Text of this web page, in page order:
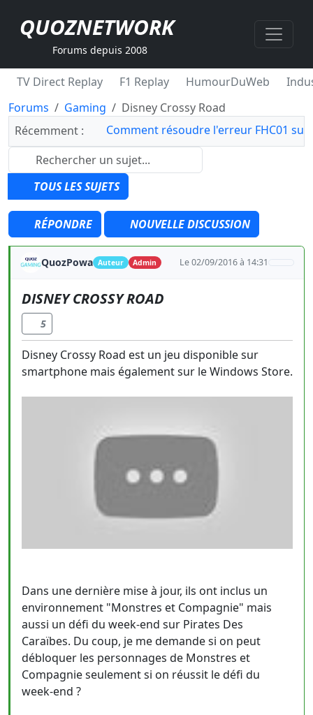
QUOZNETWORK
Forums depuis 2008
TV Direct Replay F1 Replay HumourDuWeb
Forums
Gaming
Disney Crossy Road
Récemment :
Comment résoudre l'erreur FHC01 sur
TOUS LES SUJETS
RÉPONDRE NOUVELLE DISCUSSION
QuozPowa Auteur Admin Le 02/09/2016 à 14:31
DISNEY CROSSY ROAD
5
Disney Crossy Road est un jeu disponible sur
smartphone mais également sur le Windows Store.
Dans une dernière mise à jour, ils ont inclus un
environnement "Monstres et Compagnie" mais
aussi un défi du week-end sur Pirates Des
Caraïbes. Du coup, je me demande si on peut
débloquer les personnages de Monstres et
Compagnie seulement si on réussit le défi du
week-end ?